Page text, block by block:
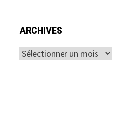
ARCHIVES
Archives